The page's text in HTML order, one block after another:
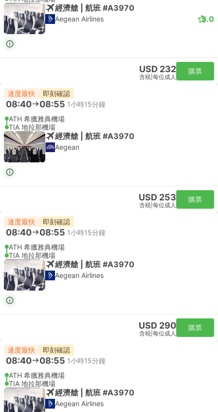
經濟艙 | 航班 #A3970
Aegean Airlines 5.0
USD 232
含税 每位成人
購票
速度最快 即刻確認
08:40 08:55 1小時15分鐘
ATH 希臘雅典機場
TIA 地拉那機場
經濟艙 | 航班 #A3970
Aegean
USD 253
含税 每位成人
購票
速度最快 即刻確認
08:40 08:55 1小時15分鐘
ATH 希臘雅典機場
TIA 地拉那機場
經濟艙 | 航班 #A3970
Aegean Airlines
USD 290
含税 每位成人
購票
速度最快 即刻確認
08:40 08:55 1小時15分鐘
ATH 希臘雅典機場
TIA 地拉那機場
經濟艙 | 航班 #A3970
Aegean Airlines